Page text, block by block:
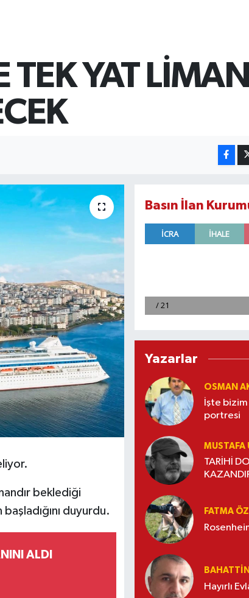
YAT LİMANI
beklediği
duyurdu.
ALDI
Basın İlan
Yazarlar
OSMAN
İşte
portresi
MUSTAFA
TARİHİ
FATMA
Hayırlı